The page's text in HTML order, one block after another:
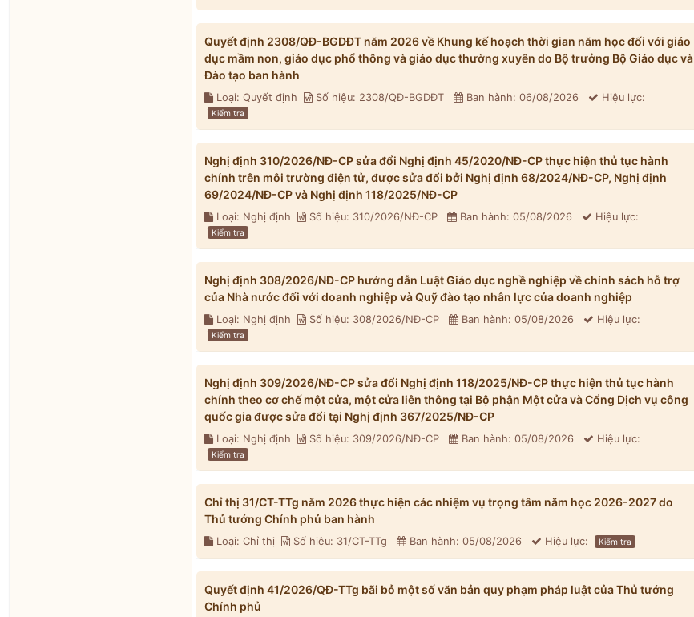
Quyết định 2308/QĐ-BGDĐT năm 2026 về Khung kế hoạch thời gian năm học đối với giáo
dục mầm non, giáo dục phổ thông và giáo dục thường xuyên do Bộ trưởng Bộ Giáo dục và
Đào tạo ban hành
Loại: Quyết định Số hiệu: 2308/QĐ-BGDĐT Ban hành: 06/08/2026 Hiệu lực:
Kiểm tra
Nghị định 310/2026/NĐ-CP sửa đổi Nghị định 45/2020/NĐ-CP thực hiện thủ tục hành
chính trên môi trường điện tử, được sửa đổi bởi Nghị định 68/2024/NĐ-CP, Nghị định
69/2024/NĐ-CP và Nghị định 118/2025/NĐ-CP
Loại: Nghị định Số hiệu: 310/2026/NĐ-CP Ban hành: 05/08/2026 Hiệu lực:
Kiểm tra
Nghị định 308/2026/NĐ-CP hướng dẫn Luật Giáo dục nghề nghiệp về chính sách hỗ trợ
của Nhà nước đối với doanh nghiệp và Quỹ đào tạo nhân lực của doanh nghiệp
Loại: Nghị định Số hiệu: 308/2026/NĐ-CP Ban hành: 05/08/2026 Hiệu lực:
Kiểm tra
Nghị định 309/2026/NĐ-CP sửa đổi Nghị định 118/2025/NĐ-CP thực hiện thủ tục hành
chính theo cơ chế một cửa, một cửa liên thông tại Bộ phận Một cửa và Cổng Dịch vụ công
quốc gia được sửa đổi tại Nghị định 367/2025/NĐ-CP
Loại: Nghị định Số hiệu: 309/2026/NĐ-CP Ban hành: 05/08/2026 Hiệu lực:
Kiểm tra
Chỉ thị 31/CT-TTg năm 2026 thực hiện các nhiệm vụ trọng tâm năm học 2026-2027 do
Thủ tướng Chính phủ ban hành
Loại: Chỉ thị Số hiệu: 31/CT-TTg Ban hành: 05/08/2026 Hiệu lực: Kiểm tra
Quyết định 41/2026/QĐ-TTg bãi bỏ một số văn bản quy phạm pháp luật của Thủ tướng
Chính phủ